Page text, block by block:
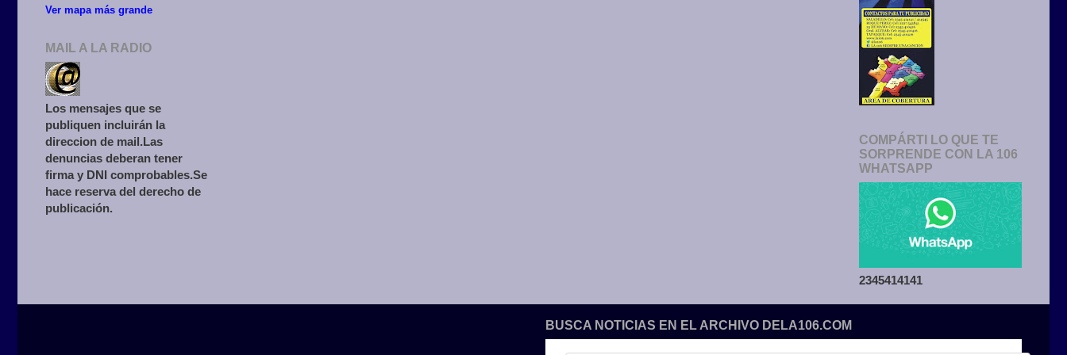
Ver mapa más grande
MAIL A LA RADIO
Los mensajes que se
publiquen incluirán la
direccion de mail.Las
denuncias deberan tener
firma y DNI comprobables.Se
hace reserva del derecho de
publicación.
COMPÁRTI LO QUE TE
SORPRENDE CON LA 106
WHATSAPP
2345414141
BUSCA NOTICIAS EN EL ARCHIVO DELA106.COM